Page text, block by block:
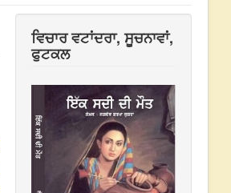
ਵਿਚਾਰ ਵਟਾਂਦਰਾ, ਸੂਚਨਾਵਾਂ,
ਫੁਟਕਲ